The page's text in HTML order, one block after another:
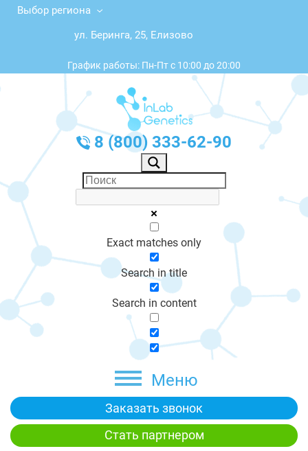
Выбор региона
ул. Беринга, 25, Елизово
График работы: Пн-Пт с 10:00 до 20:00
8 (800) 333-62-90
Exact matches only
Search in title
Search in content
Меню
Заказать звонок
Стать партнером